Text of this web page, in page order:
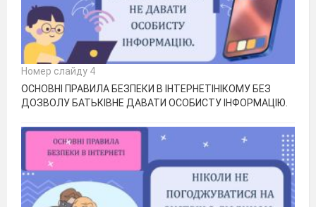
Номер слайду 4
ОСНОВНІ ПРАВИЛА БЕЗПЕКИ В ІНТЕРНЕТІНІКОМУ БЕЗ
ДОЗВОЛУ БАТЬКІВНЕ ДАВАТИ ОСОБИСТУ ІНФОРМАЦІЮ.